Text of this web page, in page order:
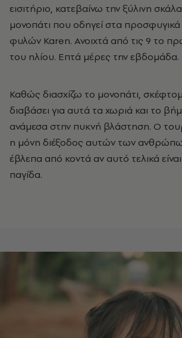
εισιτήριο, κατεβαίνω την ξύλινη
μονοπάτι που οδηγεί στα
φυλών Karen. Ανοιχτά από τις 9 το
του ηλίου. Επτά μέρες την εβδομάδα.
Καθώς διασχίζω το μονοπάτι,
διαβάσει για αυτά τα χωριά και το
ανάμεσα στην πυκνή βλάστηση. Ο
η μόνη διέξοδος αυτών των
έβλεπα από κοντά αν αυτό τελικά
παγίδα.